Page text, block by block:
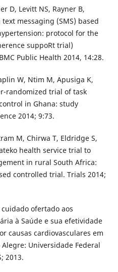
D, Levitt NS, Rayner B,
messaging (SMS) based
protocol for the
suppoRt trial)
Public Health 2014, 14:28.
W, Ntim M, Apusiga K,
randomized trial of task
in Ghana: study
2014; 9:73.
M, Chirwa T, Eldridge S,
health service trial to
in rural South Africa:
controlled trial. Trials 2014;
ofertado aos
à Saúde e sua efetividade
causas cardiovasculares em
Universidade Federal
2013.